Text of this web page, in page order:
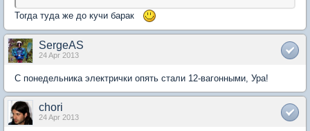
Тогда туда же до кучи барак
SergeAS
24 Apr 2013
С понедельника электрички опять стали 12-вагонными, Ура!
chori
24 Apr 2013